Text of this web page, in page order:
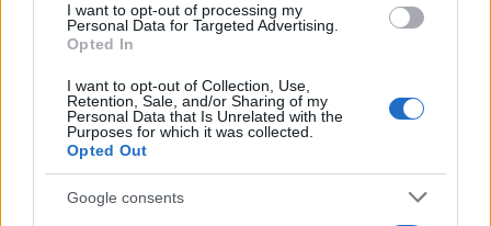
I want to opt-out of processing my
Personal Data for Targeted Advertising.
Opted In
I want to opt-out of Collection, Use,
Retention, Sale, and/or Sharing of my
Personal Data that Is Unrelated with the
Purposes for which it was collected.
Opted Out
Google consents
Itinerari facili in Val Vigezzo tra borghi, boschi e punti
panoramici
Alessandro Tassinari · 10 Ago 2026
FUORI PORTA